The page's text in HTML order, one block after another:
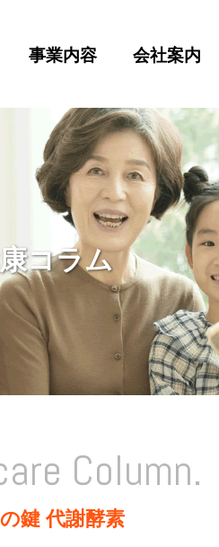
事業内容 会社案内
コラム
Column.
鍵 代謝酵素